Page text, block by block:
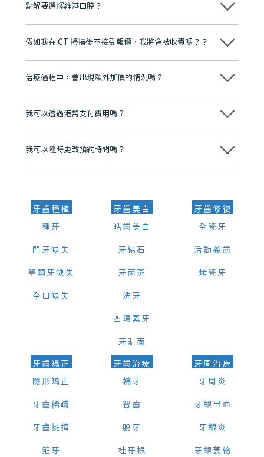
點解要選擇維港口腔？
維港口腔踐行「醫道濟世」的大學校訓，各分院匯聚來自香港、內地的
牌」、「2025香港企業領袖品牌」，是諾貝爾種植系統全球放心植牙中
至今已服務超過三十個國家和地區的顧客，受到粵港澳大灣區及周邊城
市市民極高的口碑評價及信任推薦 珠海、深圳設有八大分院，香港亦設
有咨詢及服務保障中心，有任何問題都可以隨時預約免費咨詢，讓人十
假如我在 CT 掃描後不接受報價，我將會被收費嗎？？
不會！只要未開始實際服務之前，你不會被收取任何費用。
治療過程中，會出現額外加價的情況嗎？
不會，治療前我們會詳細說明治療方案及對應的價錢，顧客同意並簽字
我可以透過港幣支付費用嗎？
可以。維港口腔會按照當日匯率轉算收取費用，而匯率會及時告知客人
我可以隨時更改預約時間嗎？
可以，請盡早通過wechat或whatsapp聯絡我們，告知我們你原本預約
牙齒種植
種牙
門牙缺失
單顆牙缺失
全口缺失
牙齒美白
皓齒美白
牙結石
牙菌斑
洗牙
四環素牙
牙貼面
牙齒修復
全瓷牙
活動義齒
烤瓷牙
牙齒矯正
隱形矯正
牙齒稀疏
牙齒擁擠
箍牙
牙齒治療
補牙
智齒
脫牙
杜牙根
牙周治療
牙周炎
牙齦出血
牙齦炎
牙齦萎縮